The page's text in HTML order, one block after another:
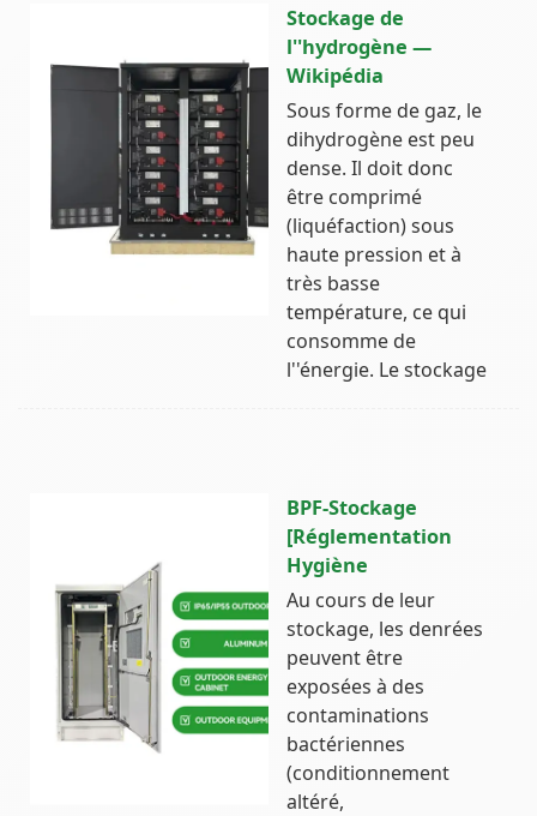
Stockage de
l''hydrogène —
Wikipédia
Sous forme de gaz, le
dihydrogène est peu
dense. Il doit donc
être comprimé
(liquéfaction) sous
haute pression et à
très basse
température, ce qui
consomme de
l''énergie. Le stockage
BPF-Stockage
[Réglementation
Hygiène
Au cours de leur
stockage, les denrées
peuvent être
exposées à des
contaminations
bactériennes
(conditionnement
altéré,